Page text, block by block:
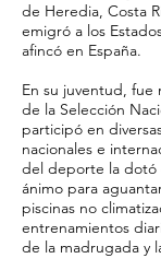
de Heredia, Costa
emigró a los
afincó en España.
En su juventud,
de la Selección
participó en
nacionales e
del deporte la dotó
ánimo para
piscinas no
entrenamientos
de la madrugada y